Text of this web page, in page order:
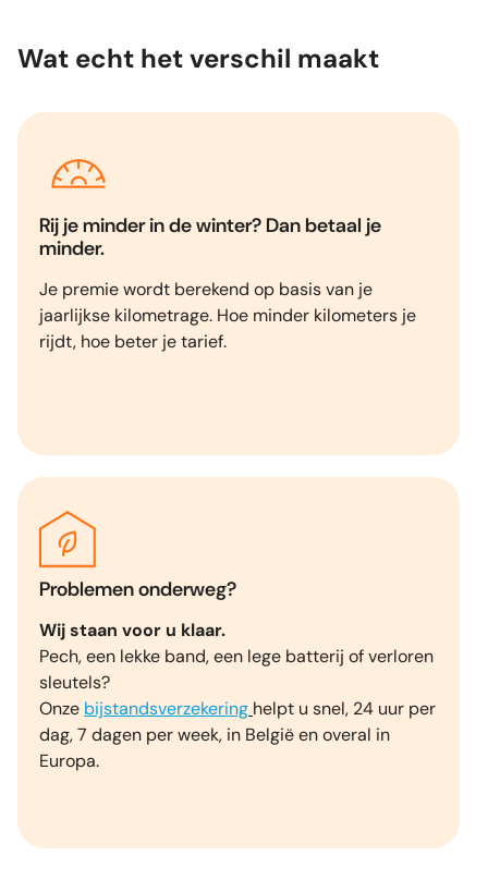
Wat echt het verschil maakt
Rij je minder in de winter? Dan betaal je
minder.
Je premie wordt berekend op basis van je
jaarlijkse kilometrage. Hoe minder kilometers je
rijdt, hoe beter je tarief.
Problemen onderweg?
Wij staan voor u klaar.
Pech, een lekke band, een lege batterij of verloren
sleutels?
Onze bijstandsverzekering helpt u snel, 24 uur per
dag, 7 dagen per week, in België en overal in
Europa.